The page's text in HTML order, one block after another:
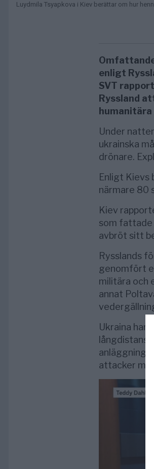
Luydmila Tsyapkova i Kiev berättar om hur
enligt
SVT
Ryssland
Under
ukrainska
drönare.
Enligt Kievs
närmare 80
Kiev
som fattade
avbröt sitt
Rysslands
genomfört
militära och
annat
Ukraina har
attacker